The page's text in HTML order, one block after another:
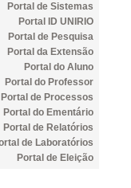
Portal de Sistemas
Portal ID UNIRIO
Portal de Pesquisa
Portal da Extensão
Portal do Aluno
Portal do Professor
Portal de Processos
Portal do Ementário
Portal de Relatórios
de Laboratórios
Portal de Eleição